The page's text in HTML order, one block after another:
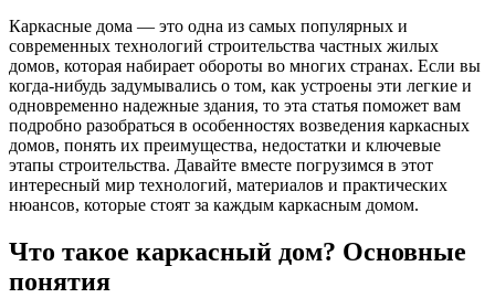
Каркасные дома — это одна из самых популярных и
современных технологий строительства частных жилых
домов, которая набирает обороты во многих странах. Если вы
когда-нибудь задумывались о том, как устроены эти легкие и
одновременно надежные здания, то эта статья поможет вам
подробно разобраться в особенностях возведения каркасных
домов, понять их преимущества, недостатки и ключевые
этапы строительства. Давайте вместе погрузимся в этот
интересный мир технологий, материалов и практических
нюансов, которые стоят за каждым каркасным домом.
Что такое каркасный дом? Основные
понятия